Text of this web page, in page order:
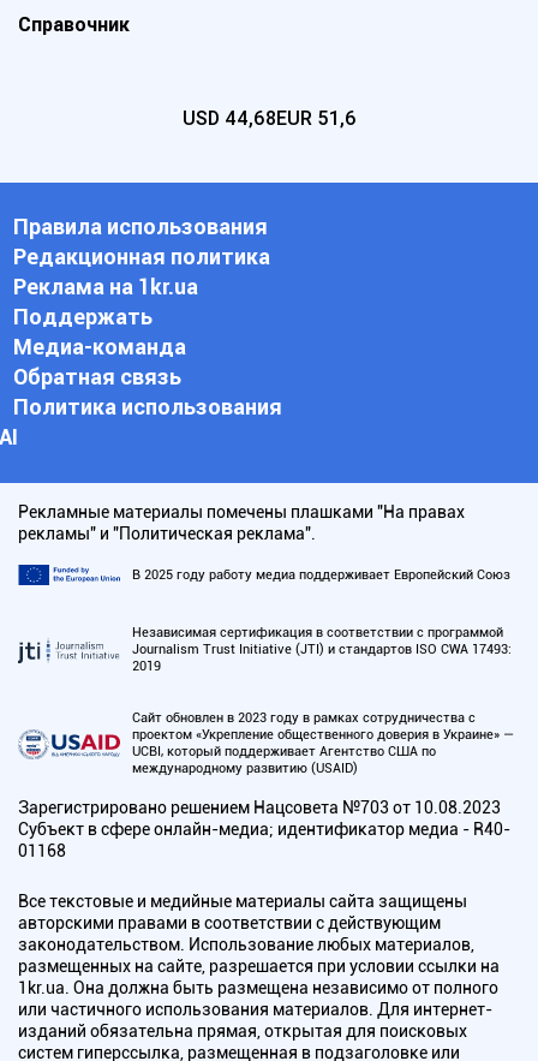
Справочник
USD 44,68EUR 51,6
Правила использования
Редакционная политика
Реклама на 1kr.ua
Поддержать
Медиа-команда
Обратная связь
Политика использования
АI
Рекламные материалы помечены плашками "На правах
рекламы" и "Политическая реклама".
В 2025 году работу медиа поддерживает Европейский Союз
Независимая сертификация в соответствии с программой
Journalism Trust Initiative (JTI) и стандартов ISO CWA 17493:
2019
Сайт обновлен в 2023 году в рамках сотрудничества с
проектом «Укрепление общественного доверия в Украине» —
UCBI, который поддерживает Агентство США по
международному развитию (USAID)
Зарегистрировано решением Нацсовета №703 от 10.08.2023
Субъект в сфере онлайн-медиа; идентификатор медиа - R40-
01168
Все текстовые и медийные материалы сайта защищены
авторскими правами в соответствии с действующим
законодательством. Использование любых материалов,
размещенных на сайте, разрешается при условии ссылки на
1kr.ua. Она должна быть размещена независимо от полного
или частичного использования материалов. Для интернет-
изданий обязательна прямая, открытая для поисковых
систем гиперссылка, размещенная в подзаголовке или